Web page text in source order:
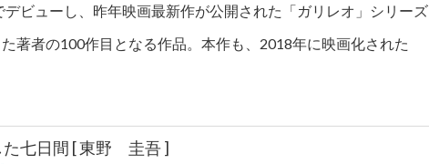
ビューし、昨年映画最新作が公開された「ガリレオ」シリーズ
著者の100作目となる作品。本作も、2018年に映画化された
た七日間 [ 東野 圭吾 ]